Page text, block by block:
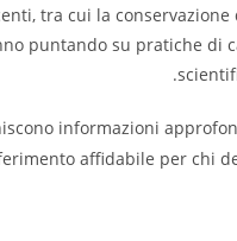
tra cui la
puntando su pratiche di
informazioni
affidabile per chi